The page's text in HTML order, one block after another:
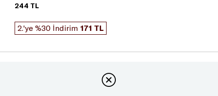
244 TL
2.'ye %30 İndirim 171 TL